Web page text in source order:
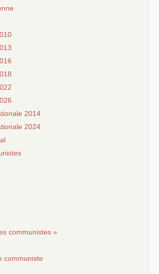
2014
2024
communistes »
communiste